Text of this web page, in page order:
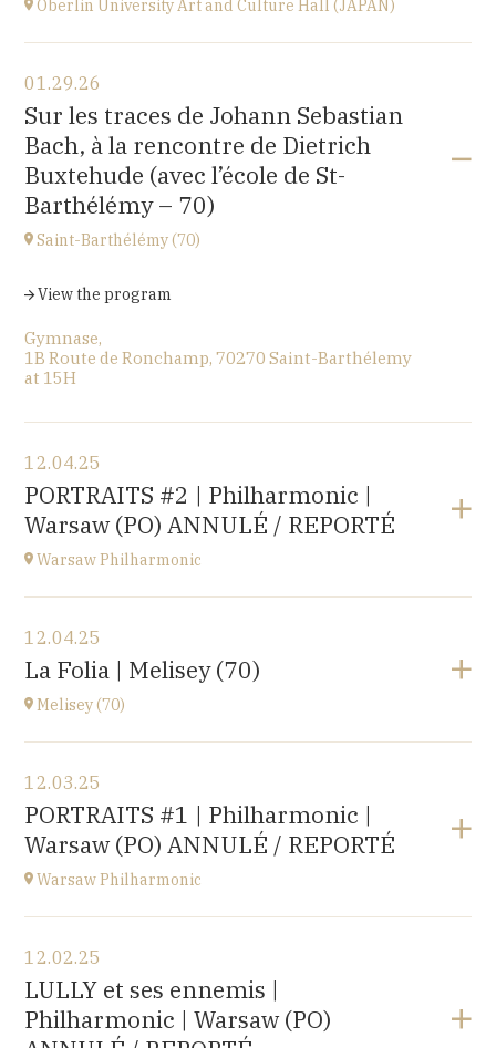
Oberlin University Art and Culture Hall (JAPAN)
〒194-0032 東京都町田市本町田2600-4
2600-4, Honmachida, Machida City, Tokyo (JAPAN)
at14H
Go to site
01.29.26
Sur les traces de Johann Sebastian
Bach, à la rencontre de Dietrich
Buxtehude (avec l’école de St-
Barthélémy – 70)
Saint-Barthélémy (70)
View the program
Gymnase,
1B Route de Ronchamp, 70270 Saint-Barthélemy
at 15H
12.04.25
PORTRAITS #2 | Philharmonic |
Warsaw (PO) ANNULÉ / REPORTÉ
Warsaw Philharmonic
POLOGNE
at20H00
Buy your tickets
12.04.25
La Folia | Melisey (70)
Melisey (70)
Melisey (70)
at18H00
12.03.25
PORTRAITS #1 | Philharmonic |
Warsaw (PO) ANNULÉ / REPORTÉ
Warsaw Philharmonic
POLOGNE
at20H00
Buy your tickets
12.02.25
LULLY et ses ennemis |
Philharmonic | Warsaw (PO)